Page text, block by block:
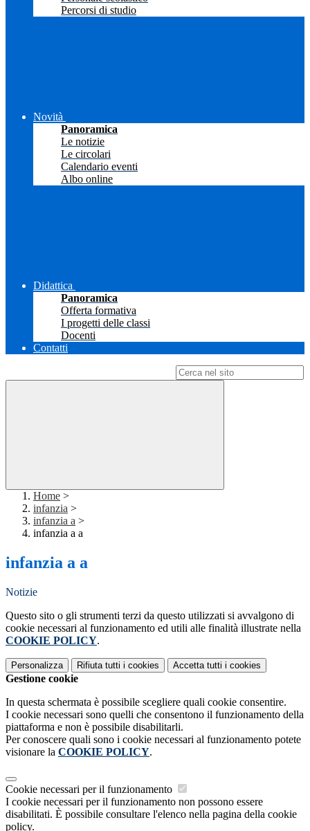
Percorsi di studio
Novità
Panoramica
Le notizie
Le circolari
Calendario eventi
Albo online
Didattica
Panoramica
Offerta formativa
I progetti delle classi
Docenti
Contatti
Home >
infanzia >
infanzia a >
infanzia a a
infanzia a a
Notizie
Questo sito o gli strumenti terzi da questo utilizzati si avvalgono di
cookie necessari al funzionamento ed utili alle finalità illustrate nella
COOKIE POLICY.
Personalizza Rifiuta tutti i cookies Accetta tutti i cookies
Gestione cookie
In questa schermata è possibile scegliere quali cookie consentire.
I cookie necessari sono quelli che consentono il funzionamento della
piattaforma e non è possibile disabilitarli.
Per conoscere quali sono i cookie necessari al funzionamento potete
visionare la COOKIE POLICY.
Cookie necessari per il funzionamento
I cookie necessari per il funzionamento non possono essere
disabilitati. È possibile consultare l'elenco nella pagina della cookie
policy.